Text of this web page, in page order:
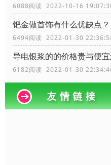
6088阅读 2022-10-16
钯金做首饰有什么优缺点？
6494阅读 2022-01-30
导电银浆的的价格贵与便
6182阅读 2022-01-30